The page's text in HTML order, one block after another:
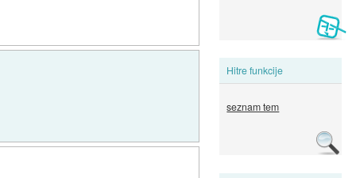
Hitre funkcije
seznam tem